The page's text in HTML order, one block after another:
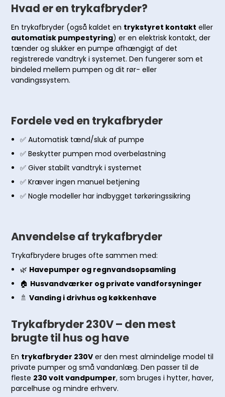
Hvad er en trykafbryder?
En trykafbryder (også kaldet en trykstyret kontakt eller
automatisk pumpestyring) er en elektrisk kontakt, der
tænder og slukker en pumpe afhængigt af det
registrerede vandtryk i systemet. Den fungerer som et
bindeled mellem pumpen og dit rør- eller
vandingssystem.
Fordele ved en trykafbryder
✅ Automatisk tænd/sluk af pumpe
✅ Beskytter pumpen mod overbelastning
✅ Giver stabilt vandtryk i systemet
✅ Kræver ingen manuel betjening
✅ Nogle modeller har indbygget tørkøringssikring
Anvendelse af trykafbryder
Trykafbrydere bruges ofte sammen med:
🌿 Havepumper og regnvandsopsamling
🏠 Husvandværker og private vandforsyninger
🚿 Vanding i drivhus og køkkenhave
Trykafbryder 230V – den mest
brugte til hus og have
En trykafbryder 230V er den mest almindelige model til
private pumper og små vandanlæg. Den passer til de
fleste 230 volt vandpumper, som bruges i hytter, haver,
parcelhuse og mindre erhverv.